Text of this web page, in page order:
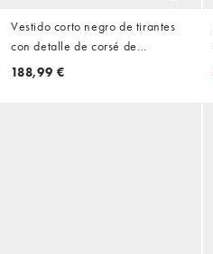
Vestido corto negro de tirantes
con detalle de corsé de
lentejuelas premium de Oh Polly
188,99 €